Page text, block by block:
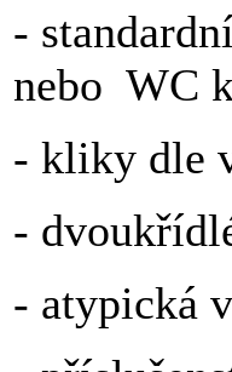
-
nebo WC
- kliky dle
-
- atypická